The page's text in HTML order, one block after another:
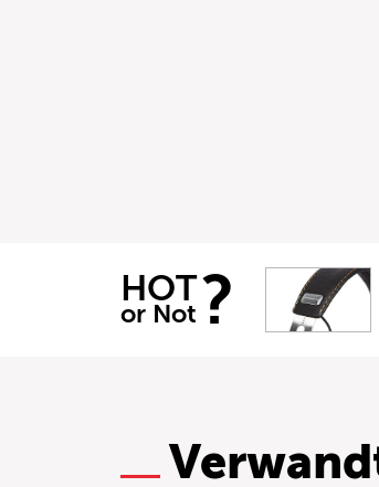
HOT
or Not ?